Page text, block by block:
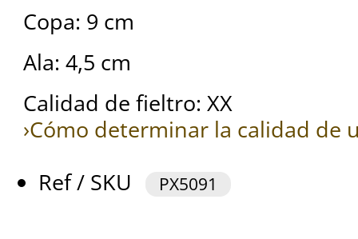
Copa: 9 cm
Ala: 4,5 cm
Calidad de fieltro: XX
›Cómo determinar la calidad de
Ref / SKU
PX5091